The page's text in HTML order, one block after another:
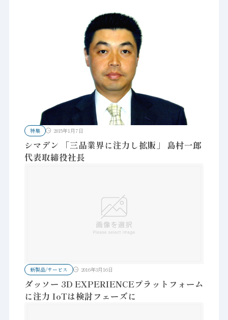
特集 2015年1月7日
シマデン 「三品業界に注力し拡販」 島村一郎
代表取締役社長
新製品/サービス 2016年3月16日
ダッソー 3D EXPERIENCEプラットフォーム
に注力 IoTは検討フェーズに